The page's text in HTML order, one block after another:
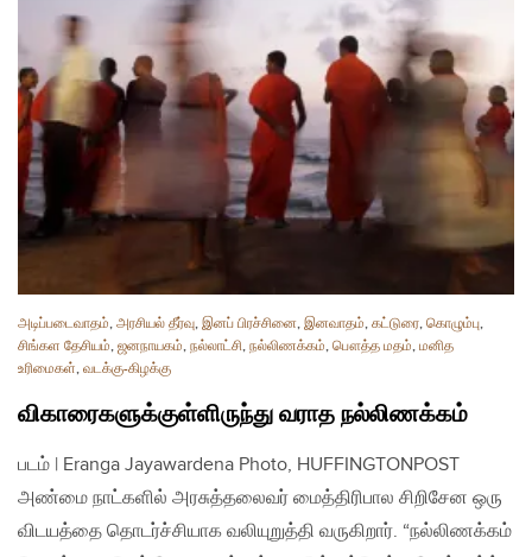
அடிப்படைவாதம், அரசியல் தீர்வு, இனப் பிரச்சினை, இனவாதம், கட்டுரை, கொழும்பு,
சிங்கள தேசியம், ஜனநாயகம், நல்லாட்சி, நல்லிணக்கம், பௌத்த மதம், மனித
உரிமைகள், வடக்கு-கிழக்கு
விகாரைகளுக்குள்ளிருந்து வராத நல்லிணக்கம்
படம் | Eranga Jayawardena Photo, HUFFINGTONPOST
அண்மை நாட்களில் அரசுத்தலைவர் மைத்திரிபால சிறிசேன ஒரு
விடயத்தை தொடர்ச்சியாக வலியுறுத்தி வருகிறார். “நல்லிணக்கம்